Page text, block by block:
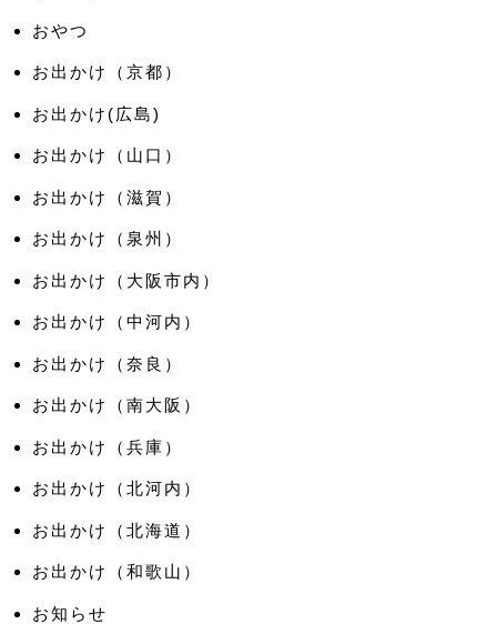
おやつ
お出かけ（京都）
お出かけ(広島)
お出かけ（山口）
お出かけ（滋賀）
お出かけ（泉州）
お出かけ（大阪市内）
お出かけ（中河内）
お出かけ（奈良）
お出かけ（南大阪）
お出かけ（兵庫）
お出かけ（北河内）
お出かけ（北海道）
お出かけ（和歌山）
お知らせ